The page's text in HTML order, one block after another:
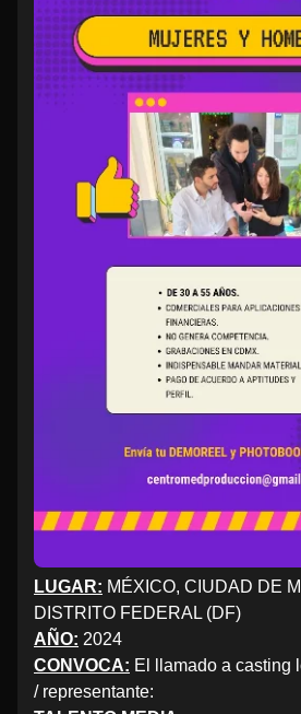
LUGAR: MÉXICO, CIUDAD DE
DISTRITO FEDERAL (DF)
AÑO: 2024
CONVOCA: El llamado a casting
/ representante: